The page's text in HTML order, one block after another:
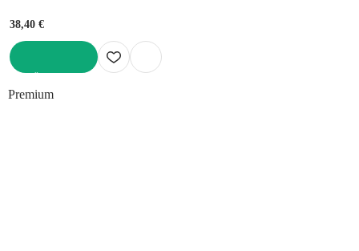
38,40 €
Premium